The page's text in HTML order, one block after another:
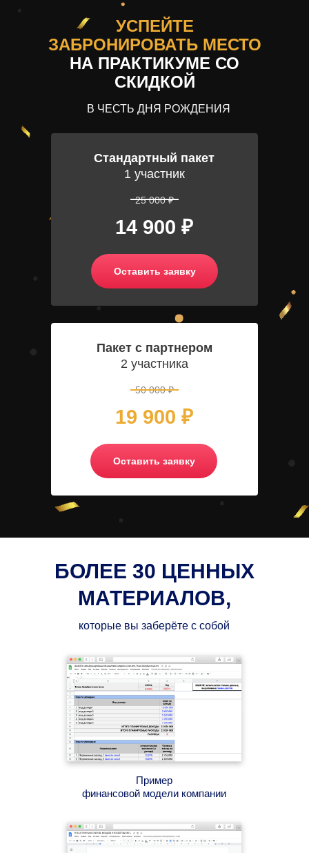
В ЧЕСТЬ ДНЯ РОЖДЕНИЯ
Стандартный пакет
1 участник
25 000 ₽
14 900 ₽
Оставить заявку
Пакет с партнером
2 участника
50 000 ₽
19 900 ₽
Оставить заявку
УСПЕЙТЕ
ЗАБРОНИРОВАТЬ МЕСТО
НА ПРАКТИКУМЕ СО
СКИДКОЙ
БОЛЕЕ 30 ЦЕННЫХ
МАТЕРИАЛОВ,
которые вы заберёте с собой
Пример
финансовой модели компании